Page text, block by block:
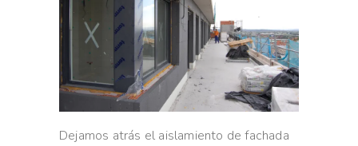
Dejamos atrás el aislamiento de fachada